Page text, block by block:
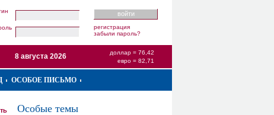
регистрация
забыли пароль?
доллар = 76,42
евро = 82,71
8 августа 2026
ОСОБОЕ ПИСЬМО
Особые темы